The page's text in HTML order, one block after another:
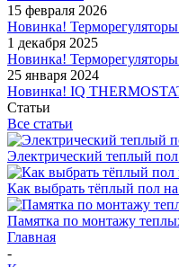
15 февраля 2026
Новинка!
1 декабря 2025
Новинка!
25 января 2024
Новинка! IQ
Статьи
Все статьи
Электрический теплый
Как выбрать тёплый пол
Памятка по монтажу
Главная
-